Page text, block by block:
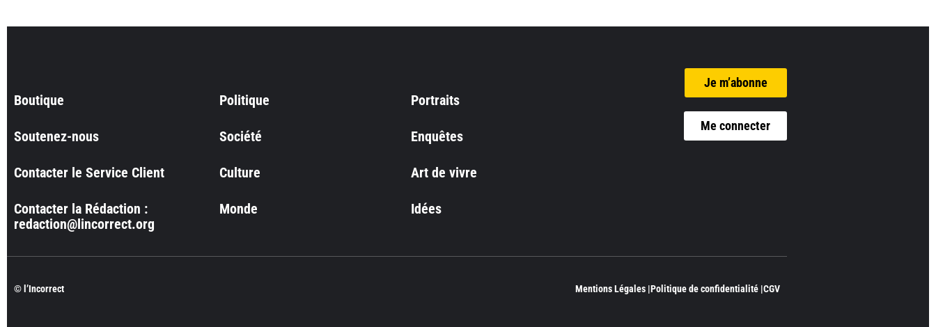
Boutique
Soutenez-nous
Contacter le Service Client
Contacter la Rédaction :
redaction@lincorrect.org
Politique
Société
Culture
Monde
Portraits
Enquêtes
Art de vivre
Idées
Je m’abonne
Me connecter
© l’Incorrect Mentions Légales |Politique de confidentialité |CGV